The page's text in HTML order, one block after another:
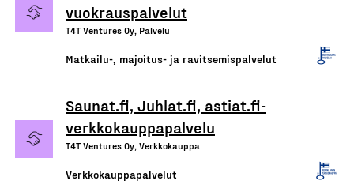
vuokrauspalvelut
T4T Ventures Oy, Palvelu
Matkailu-, majoitus- ja ravitsemispalvelut
Saunat.fi, Juhlat.fi, astiat.fi-
verkkokauppapalvelu
T4T Ventures Oy, Verkkokauppa
Verkkokauppapalvelut